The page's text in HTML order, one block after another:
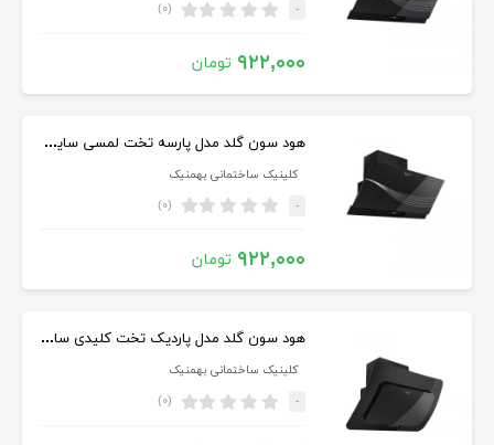
- (۰)
۹۲۲,۰۰۰ تومان
هود سون گلد مدل پارسه تخت لمسی سایز ۸۰
کلینیک ساختمانی بهمنیک
- (۰)
۹۲۲,۰۰۰ تومان
هود سون گلد مدل پاردیک تخت کلیدی سایز ۹۰
کلینیک ساختمانی بهمنیک
- (۰)